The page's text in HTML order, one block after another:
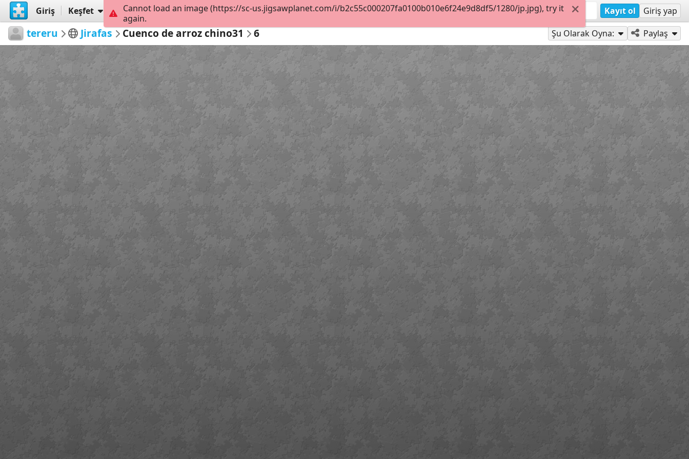
Giriş Keşfet Oluştur Kayıt ol Giriş yap
tereru Jirafas Cuenco de arroz chino31 6 Şu Olarak Oyna: Paylaş
Cannot load an image (https://sc-us.jigsawplanet.com/i/b2c55c000207fa0100b010e6f24e9d8df5/1280/jp.jpg), try it
again.